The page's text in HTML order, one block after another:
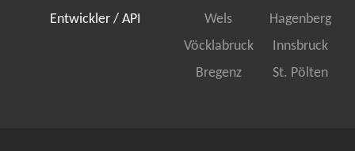
Entwickler / API
Wels
Hagenberg
Vöcklabruck
Innsbruck
Bregenz
St. Pölten